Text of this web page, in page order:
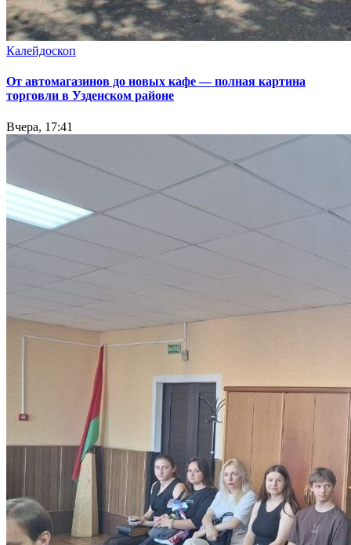
Калейдоскоп
От автомагазинов до новых кафе — полная картина
торговли в Узденском районе
Вчера, 17:41